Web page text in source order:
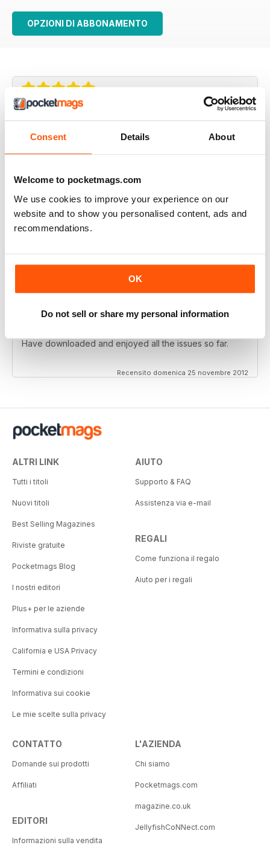
Consent Details About
Welcome to pocketmags.com
We use cookies to improve your experience on our
website and to show you personalised content, ads and
recommendations.
OK
Do not sell or share my personal information
OPZIONI DI ABBONAMENTO
Japanese Performance
it was great reading
Good Mag
Recensito domenica 21 agosto 2022
Have downloaded and enjoyed all the issues so far.
Recensito domenica 25 novembre 2012
ALTRI LINK
Tutti i titoli
Nuovi titoli
Best Selling Magazines
Riviste gratuite
Pocketmags Blog
I nostri editori
Plus+ per le aziende
Informativa sulla privacy
California e USA Privacy
Termini e condizioni
Informativa sui cookie
Le mie scelte sulla privacy
AIUTO
Supporto & FAQ
Assistenza via e-mail
REGALI
Come funziona il regalo
Aiuto per i regali
CONTATTO
Domande sui prodotti
Affiliati
EDITORI
Informazioni sulla vendita
L'AZIENDA
Chi siamo
Pocketmags.com
magazine.co.uk
JellyfishCoNNect.com